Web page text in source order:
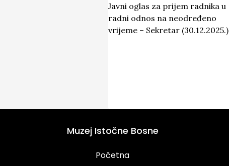
Javni oglas za prijem radnika u
radni odnos na neodređeno
vrijeme – Sekretar (30.12.2025.)
Muzej Istočne Bosne
Početna